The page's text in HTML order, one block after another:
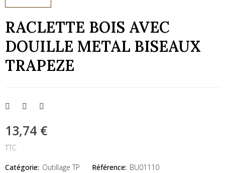
RACLETTE BOIS AVEC
DOUILLE METAL BISEAUX
TRAPEZE
13,74 €
TTC
Catégorie: Outillage TP Référence: BU01110